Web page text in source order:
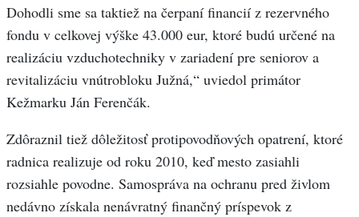
Dohodli sme sa taktiež na čerpaní financií z rezervného
fondu v celkovej výške 43.000 eur, ktoré budú určené na
realizáciu vzduchotechniky v zariadení pre seniorov a
revitalizáciu vnútrobloku Južná,“ uviedol primátor
Kežmarku Ján Ferenčák.
Zdôraznil tiež dôležitosť protipovodňových opatrení, ktoré
radnica realizuje od roku 2010, keď mesto zasiahli
rozsiahle povodne. Samospráva na ochranu pred živlom
nedávno získala nenávratný finančný príspevok z